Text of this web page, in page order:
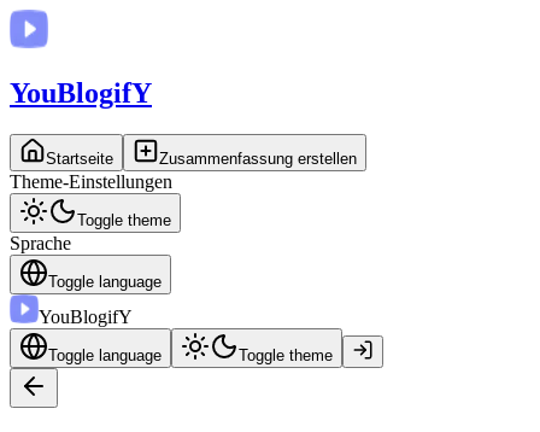
YouBlogifY
Startseite Zusammenfassung erstellen
Theme-Einstellungen
Toggle theme
Sprache
Toggle language
YouBlogifY
Toggle language Toggle theme